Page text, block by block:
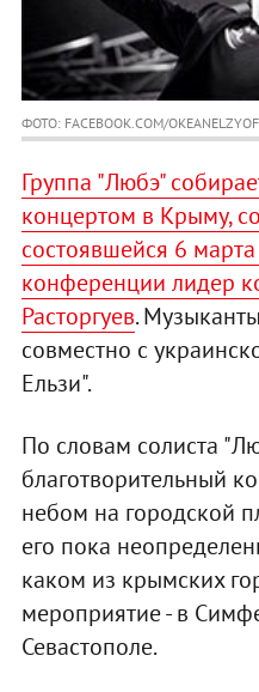
ФОТО: FACEBOOK.COM/
Группа "Любэ"
концертом в Крыму,
состоявшейся 6
конференции лидер
Расторгуев.
совместно с
Ельзи".
По словам солиста
благотворительный
небом на городской
его пока
каком из крымских
мероприятие - в
Севастополе.